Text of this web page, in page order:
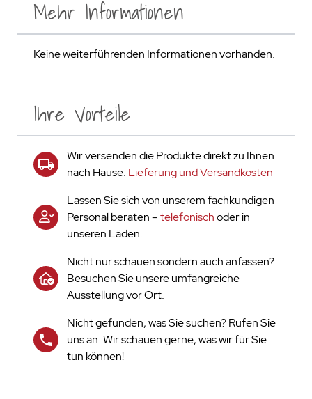
Ihre Vorteile
Wir versenden die Produkte direkt zu Ihnen
nach Hause. Lieferung und Versandkosten
Lassen Sie sich von unserem fachkundigen
Personal beraten –telefonischoder in
unseren Läden.
Nicht nur schauen sondern auch anfassen?
Besuchen Sie unsere umfangreiche
Ausstellung vor Ort.
Nicht gefunden, was Sie suchen? Rufen Sie
uns an. Wir schauen gerne, was wir für Sie
tun können!
Mehr Informationen
Keine weiterführenden Informationen vorhanden.